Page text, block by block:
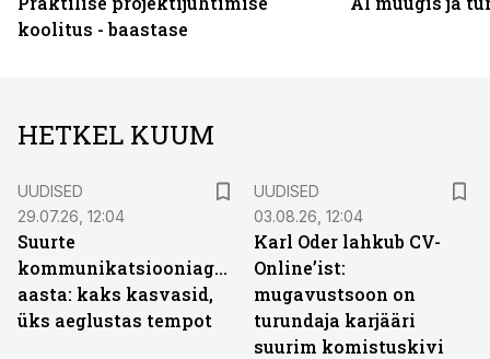
koolitus - baastase
HETKEL KUUM
UUDISED
29.07.26, 12:04
Suurte
kommunikatsiooniagentuuride
aasta: kaks kasvasid,
üks aeglustas tempot
UUDISED
03.08.26, 12:04
Karl Oder lahkub CV-
Online’ist:
mugavustsoon on
turundaja karjääri
suurim komistuskivi